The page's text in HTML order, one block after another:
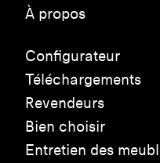
À propos
Configurateur
Téléchargements
Revendeurs
Bien choisir
Entretien des